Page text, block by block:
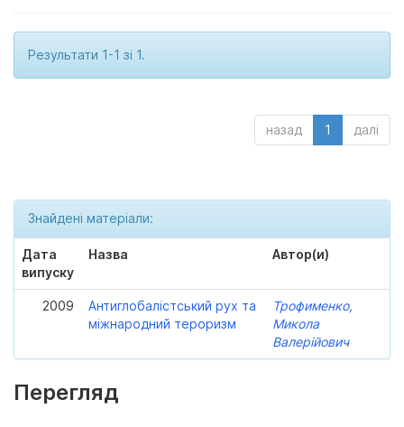
Результати 1-1 зі 1.
назад 1 далі
Знайдені матеріали:
Дата
випуску
Назва Автор(и)
2009
Антиглобалістський рух та
міжнародний тероризм
Трофименко,
Микола
Валерійович
Перегляд